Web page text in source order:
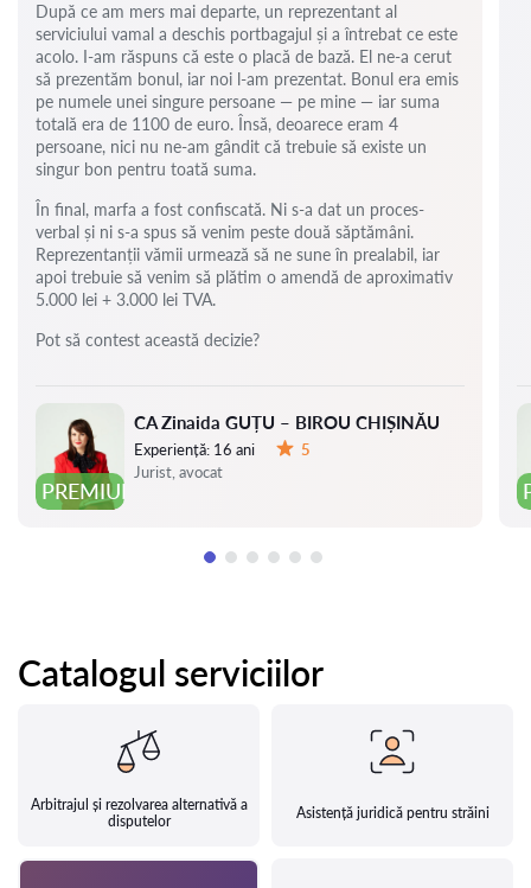
PREMIUM
CA Zinaida GUȚU – BIROU CHIȘINĂU
Experiență: 16 ani
5
Jurist, avocat
După ce am mers mai departe, un reprezentant al
serviciului vamal a deschis portbagajul și a întrebat ce este
acolo. I-am răspuns că este o placă de bază. El ne-a cerut
să prezentăm bonul, iar noi l-am prezentat. Bonul era emis
pe numele unei singure persoane — pe mine — iar suma
totală era de 1100 de euro. Însă, deoarece eram 4
persoane, nici nu ne-am gândit că trebuie să existe un
singur bon pentru toată suma.
În final, marfa a fost confiscată. Ni s-a dat un proces-
verbal și ni s-a spus să venim peste două săptămâni.
Reprezentanții vămii urmează să ne sune în prealabil, iar
apoi trebuie să venim să plătim o amendă de aproximativ
5.000 lei + 3.000 lei TVA.
Pot să contest această decizie?
Catalogul serviciilor
Arbitrajul și rezolvarea alternativă a
disputelor
Asistență juridică pentru străini